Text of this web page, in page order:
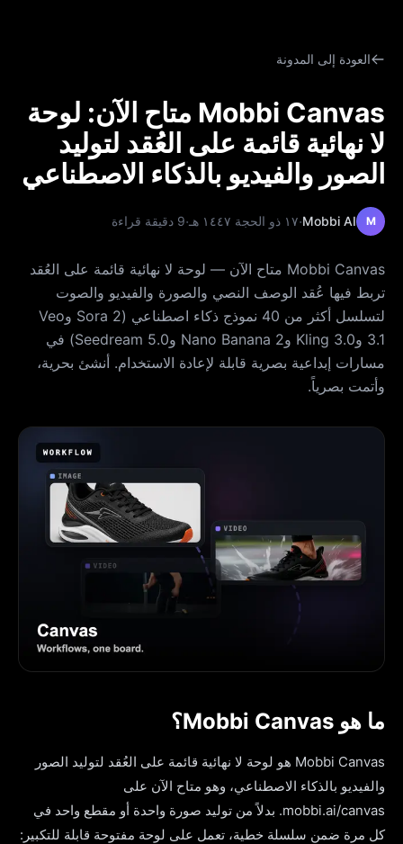
العودة إلى المدونة
Mobbi Canvas متاح الآن: لوحة
لا نهائية قائمة على العُقد لتوليد
الصور والفيديو بالذكاء الاصطناعي
M
Mobbi AI
·١٧ ذو الحجة ١٤٤٧ هـ ·9 دقيقة قراءة
Mobbi Canvas متاح الآن — لوحة لا نهائية قائمة على العُقد
تربط فيها عُقد الوصف النصي والصورة والفيديو والصوت
لتسلسل أكثر من 40 نموذج ذكاء اصطناعي (Sora 2 وVeo
3.1 وKling 3.0 وNano Banana 2 وSeedream 5.0) في
مسارات إبداعية بصرية قابلة لإعادة الاستخدام. أنشئ بحرية،
وأتمت بصرياً.
ما هو Mobbi Canvas؟
Mobbi Canvas هو لوحة لا نهائية قائمة على العُقد لتوليد الصور
والفيديو بالذكاء الاصطناعي، وهو متاح الآن على
mobbi.ai/canvas. بدلاً من توليد صورة واحدة أو مقطع واحد في
كل مرة ضمن سلسلة خطية، تعمل على لوحة مفتوحة قابلة للتكبير: